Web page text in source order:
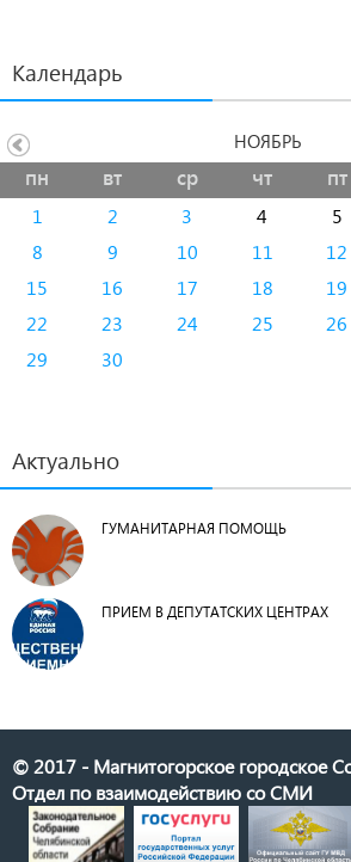
Календарь
пн вт ср чт пт
1 2 3 4 5
8
9 10 11 12
15
16 17 18 19
22
23 24 25 26
29
30
НОЯБРЬ
Актуально
ГУМАНИТАРНАЯ ПОМОЩЬ
ПРИЕМ В ДЕПУТАТСКИХ ЦЕНТРАХ
© 2017 - Магнитогорское городское
Отдел по взаимодействию со СМИ